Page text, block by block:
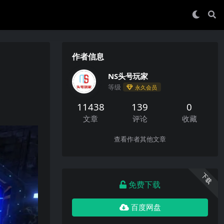
作者信息
NS头号玩家
等级 永久会员
11438
文章
139
评论
0
收藏
查看作者其他文章
下载
免费下载
百度网盘